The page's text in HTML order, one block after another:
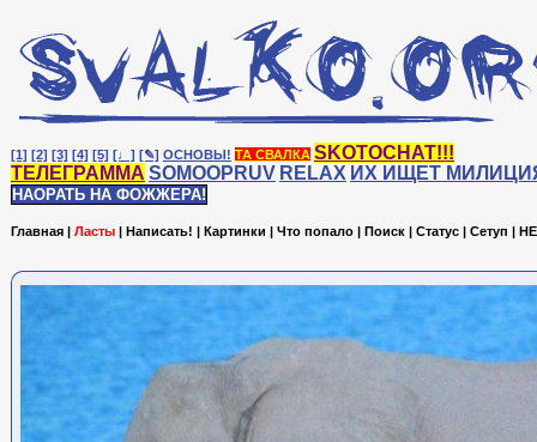
[1] [2] [3] [4] [5] [♩] [✎] ОСНОВЫ! ТА СВАЛКА SKOTOCHAT!!!
ТЕЛЕГРАММА SOMOOPRUV RELAX ИХ ИЩЕТ
НАОРАТЬ НА ФОЖЖЕРА!
Главная | Ласты | Написать! | Картинки | Что попало | Поиск | Статус | Сетуп |